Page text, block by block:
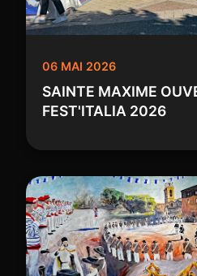
06 MAI 2026
SAINTE MAXIME
FEST'ITALIA 2026